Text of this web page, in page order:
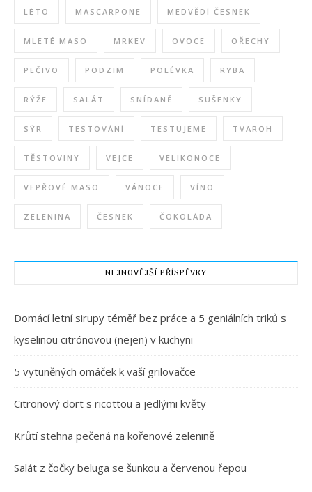
LÉTO MASCARPONE MEDVĚDÍ ČESNEK
MLETÉ MASO MRKEV OVOCE OŘECHY
PEČIVO PODZIM POLÉVKA RYBA
RÝŽE SALÁT SNÍDANĚ SUŠENKY
SÝR TESTOVÁNÍ TESTUJEME TVAROH
TĚSTOVINY VEJCE VELIKONOCE
VEPŘOVÉ MASO VÁNOCE VÍNO
ZELENINA ČESNEK ČOKOLÁDA
NEJNOVĚJŠÍ PŘÍSPĚVKY
Domácí letní sirupy téměř bez práce a 5 geniálních triků s
kyselinou citrónovou (nejen) v kuchyni
5 vytuněných omáček k vaší grilovačce
Citronový dort s ricottou a jedlými květy
Krůtí stehna pečená na kořenové zelenině
Salát z čočky beluga se šunkou a červenou řepou